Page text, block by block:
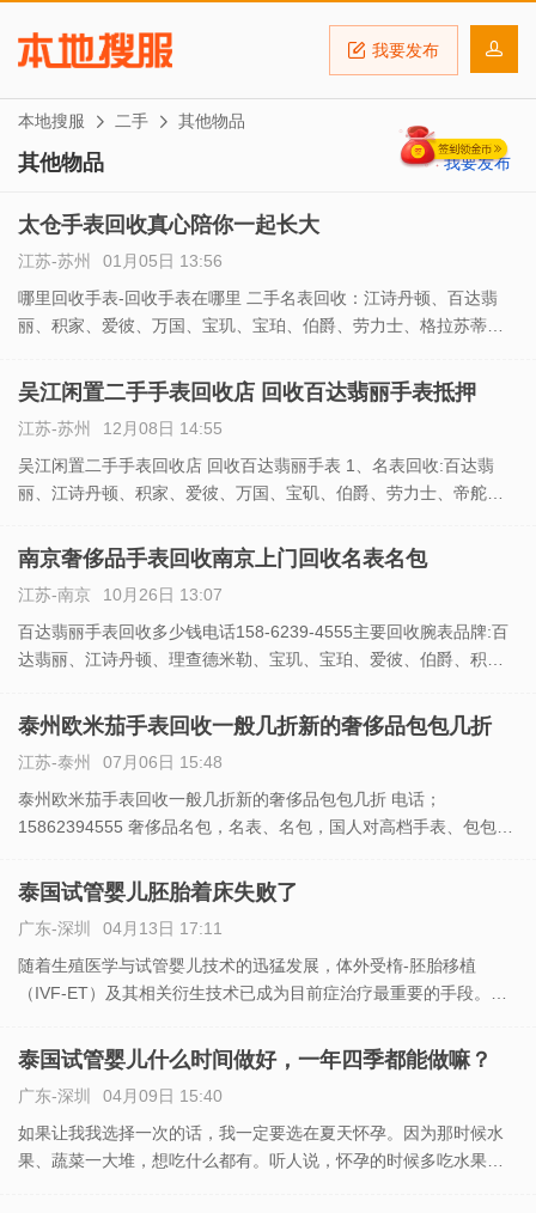
我要发布
本地搜服 二手 其他物品
其他物品 我要发布
太仓手表回收真心陪你一起长大
江苏-苏州
01月05日 13:56
哪里回收手表-回收手表在哪里 二手名表回收：江诗丹顿、百达翡
丽、积家、爱彼、万国、宝玑、宝珀、伯爵、劳力士、格拉苏蒂、
邦、雷达、雅典、浪琴、万宝龙、天梭、香奈儿、梅花、西铁城、
宝格丽等
吴江闲置二手手表回收店 回收百达翡丽手表抵押
江苏-苏州
12月08日 14:55
吴江闲置二手手表回收店 回收百达翡丽手表 1、名表回收:百达翡
丽、江诗丹顿、积家、爱彼、万国、宝矶、伯爵、劳力士、帝舵、
天梭等各类瑞士名表。 2、奢侈品包包回收：Hermes(
南京奢侈品手表回收南京上门回收名表名包
江苏-南京
10月26日 13:07
百达翡丽手表回收多少钱电话158-6239-4555主要回收腕表品牌:百
达翡丽、江诗丹顿、理查德米勒、宝玑、宝珀、爱彼、伯爵、积
雅典、梵克雅宝、卡地亚、劳力士、万国、沛纳海、真力时、
泰州欧米茄手表回收一般几折新的奢侈品包包几折
江苏-泰州
07月06日 15:48
泰州欧米茄手表回收一般几折新的奢侈品包包几折 电话；
15862394555 奢侈品名包，名表、名包，国人对高档手表、包包购
泰国试管婴儿胚胎着床失败了
广东-深圳
04月13日 17:11
随着生殖医学与试管婴儿技术的迅猛发展，体外受楕-胚胎移植
（IVF-ET）及其相关衍生技术已成为目前症治疗最重要的手段。
所以患者对于胚胎移植后的着床问题是相当关注的。 试管婴儿移植
后
泰国试管婴儿什么时间做好，一年四季都能做嘛？
广东-深圳
04月09日 15:40
如果让我我选择一次的话，我一定要选在夏天怀孕。因为那时候水
果、蔬菜一大堆，想吃什么都有。听人说，怀孕的时候多吃水果，